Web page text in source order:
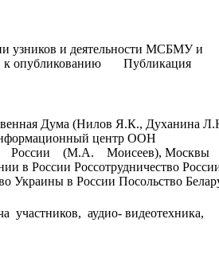
узников и деятельности МСБМУ и
к опубликованию Публикация
Дума (Нилов Я.К., Духанина
центр ООН
России (М.А. Моисеев), Москвы
в России Россотрудничество
в России Посольство
участников, аудио- видеотехника,